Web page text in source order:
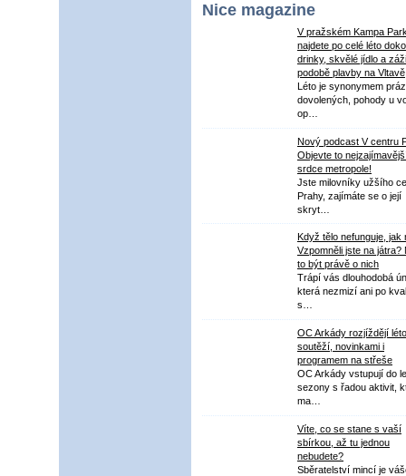
Nice magazine
V pražském Kampa
najdete po celé léto
drinky, skvělé jídlo a
podobě plavby na Vltavě
Léto je synonymem
dovolených, pohody u
op…
Nový podcast V centru
Objevte to
srdce metropole!
Jste milovníky užšího
Prahy, zajímáte se o její
skryt…
Když tělo nefunguje, jak
Vzpomněli jste na játra?
to být právě o nich
Trápí vás dlouhodobá
která nezmizí ani po
s…
OC Arkády rozjíždějí léto
soutěží, novinkami i
programem na střeše
OC Arkády vstupují do
sezony s řadou aktivit,
ma…
Víte, co se stane s vaší
sbírkou, až tu jednou
nebudete?
Sběratelství mincí je